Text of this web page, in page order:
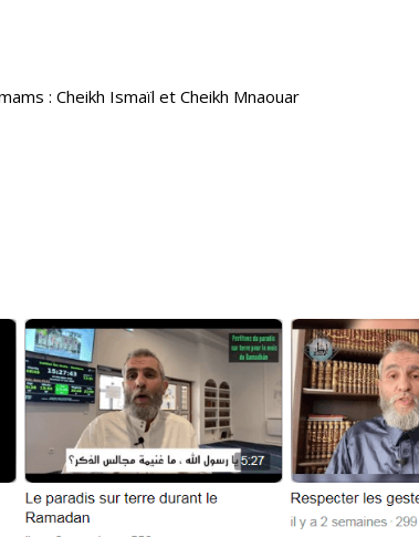
: Cheikh Ismaïl et Cheikh Mnaouar